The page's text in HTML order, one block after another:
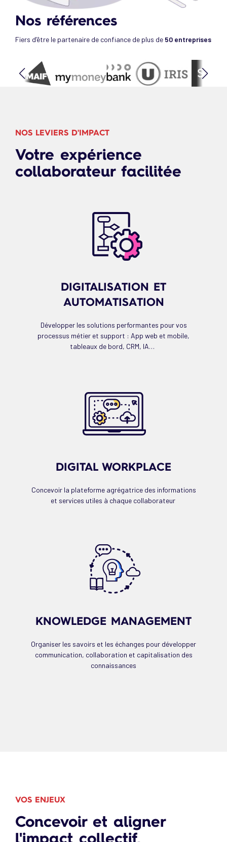
Nos références
Fiers d’être le partenaire de confiance de plus de 50 entreprises
NOS LEVIERS D'IMPACT
Votre expérience
collaborateur facilitée
DIGITALISATION ET
AUTOMATISATION
Développer les solutions performantes pour vos
processus métier et support : App web et mobile,
tableaux de bord, CRM, IA…
DIGITAL WORKPLACE
Concevoir la plateforme agrégatrice des informations
et services utiles à chaque collaborateur
KNOWLEDGE MANAGEMENT
Organiser les savoirs et les échanges pour développer
communication, collaboration et capitalisation des
connaissances
VOS ENJEUX
Concevoir et aligner